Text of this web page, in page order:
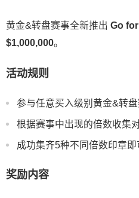
黄金&转盘赛事全新推出 Go
$1,000,000。
活动规则
参与任意买入级别黄金&转盘
根据赛事中出现的倍数收集
成功集齐5种不同倍数印章即
奖励内容